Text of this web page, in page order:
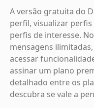
A versão gratuita do
perfil, visualizar
perfis de interesse.
mensagens
acessar
assinar um plano
detalhado entre os
descubra se vale a